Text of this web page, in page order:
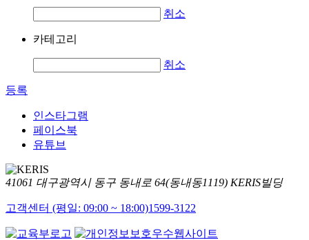
취소
카테고리
취소
등록
인스타그램
페이스북
유튜브
41061 대구광역시 동구 동내로 64(동내동1119) KERIS빌딩
고객센터 (평일: 09:00 ~ 18:00)1599-3122